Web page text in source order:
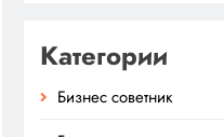
Категории
Бизнес советник